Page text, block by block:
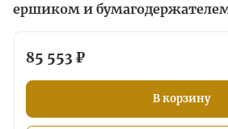
ершиком и
85 553 ₽
В корзину